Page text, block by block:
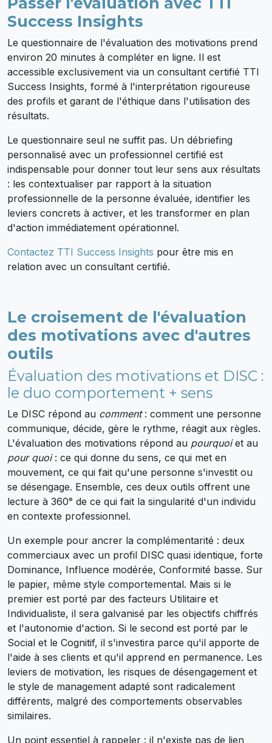
Success Insights
Le questionnaire de l'évaluation des motivations prend
environ 20 minutes à compléter en ligne. Il est
accessible exclusivement via un consultant certifié TTI
Success Insights, formé à l'interprétation rigoureuse
des profils et garant de l'éthique dans l'utilisation des
résultats.
Le questionnaire seul ne suffit pas. Un débriefing
personnalisé avec un professionnel certifié est
indispensable pour donner tout leur sens aux résultats
: les contextualiser par rapport à la situation
professionnelle de la personne évaluée, identifier les
leviers concrets à activer, et les transformer en plan
d'action immédiatement opérationnel.
Contactez TTI Success Insights pour être mis en
relation avec un consultant certifié.
Le croisement de l'évaluation
des motivations avec d'autres
outils
Évaluation des motivations et DISC :
le duo comportement + sens
Le DISC répond au comment: comment une personne
communique, décide, gère le rythme, réagit aux règles.
L'évaluation des motivations répond au pourquoiet au
pour quoi: ce qui donne du sens, ce qui met en
mouvement, ce qui fait qu'une personne s'investit ou
se désengage. Ensemble, ces deux outils offrent une
lecture à 360° de ce qui fait la singularité d'un individu
en contexte professionnel.
Un exemple pour ancrer la complémentarité : deux
commerciaux avec un profil DISC quasi identique, forte
Dominance, Influence modérée, Conformité basse. Sur
le papier, même style comportemental. Mais si le
premier est porté par des facteurs Utilitaire et
Individualiste, il sera galvanisé par les objectifs chiffrés
et l'autonomie d'action. Si le second est porté par le
Social et le Cognitif, il s'investira parce qu'il apporte de
l'aide à ses clients et qu'il apprend en permanence. Les
leviers de motivation, les risques de désengagement et
le style de management adapté sont radicalement
différents, malgré des comportements observables
similaires.
Un point essentiel à rappeler : il n'existe pas de lien